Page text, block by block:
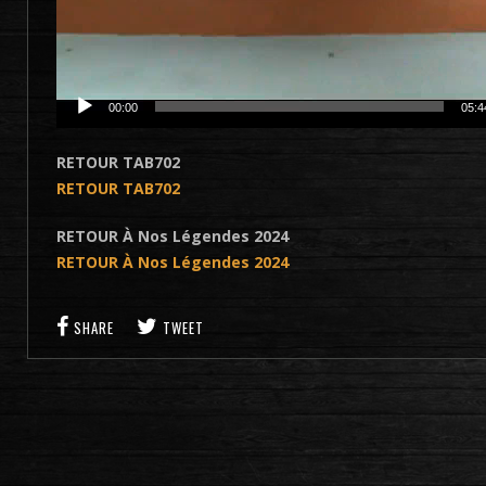
00:00
RETOUR TAB702
RETOUR TAB702
RETOUR À Nos Légendes 2024
RETOUR À Nos Légendes 2024
SHARE TWEET